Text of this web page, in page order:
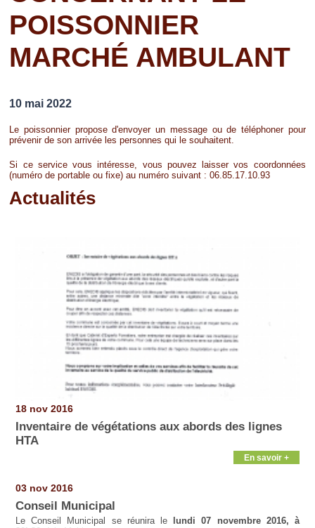
Vos professionnels
Loisirs
POISSONNIER
MARCHÉ AMBULANT
10 mai 2022
Le poissonnier propose d'envoyer un message ou de téléphoner pour
prévenir de son arrivée les personnes qui le souhaitent.
Si ce service vous intéresse, vous pouvez laisser vos coordonnées
(numéro de portable ou fixe) au numéro suivant : 06.85.17.10.93
Actualités
18 nov 2016
Inventaire de végétations aux abords des lignes
HTA
En savoir +
03 nov 2016
Conseil Municipal
Le Conseil Municipal se réunira le
lundi 07 novembre 2016, à